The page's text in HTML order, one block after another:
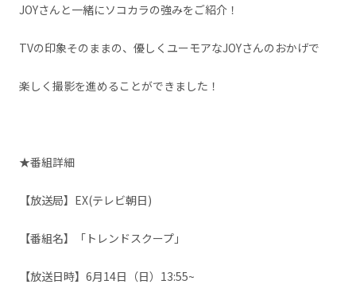
JOYさんと一緒にソコカラの強みをご紹介！
TVの印象そのままの、優しくユーモアなJOYさんのおかげで
楽しく撮影を進めることができました！
★番組詳細
【放送局】EX(テレビ朝日)
【番組名】「トレンドスクープ」
【放送日時】6月14日（日）13:55~